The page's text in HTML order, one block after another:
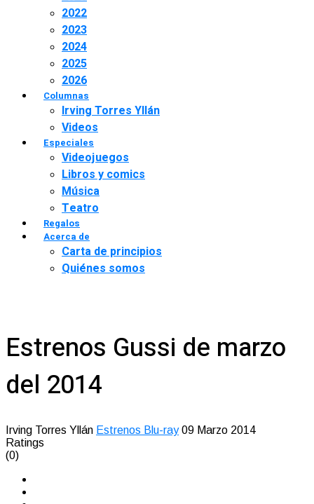
2022
2023
2024
2025
2026
Columnas
Irving Torres Yllán
Videos
Especiales
Videojuegos
Libros y comics
Música
Teatro
Regalos
Acerca de
Carta de principios
Quiénes somos
Estrenos Gussi de marzo
del 2014
Irving Torres Yllán Estrenos Blu-ray 09 Marzo 2014
Ratings
(0)